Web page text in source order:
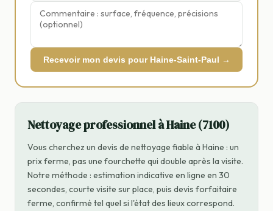
Recevoir mon devis pour Haine-Saint-Paul →
Nettoyage professionnel à Haine (7100)
Vous cherchez un devis de nettoyage fiable à Haine : un
prix ferme, pas une fourchette qui double après la visite.
Notre méthode : estimation indicative en ligne en 30
secondes, courte visite sur place, puis devis forfaitaire
ferme, confirmé tel quel si l'état des lieux correspond.